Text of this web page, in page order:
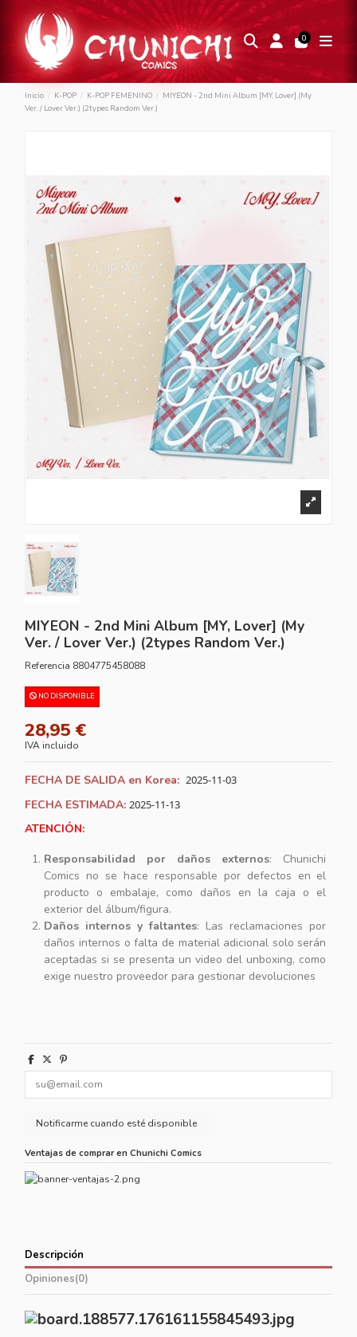
0
Inicio K-POP K-POP FEMENINO
MIYEON - 2nd Mini Album [MY, Lover] (My
Ver. / Lover Ver.) (2types Random Ver.)
MIYEON - 2nd Mini Album [MY, Lover] (My
Ver. / Lover Ver.) (2types Random Ver.)
Referencia 8804775458088
NO DISPONIBLE
28,95 €
IVA incluido
FECHA DE SALIDA en Korea: 2025-11-03
FECHA ESTIMADA:2025-11-13
ATENCIÓN:
Responsabilidad por daños externos: Chunichi
Comics no se hace responsable por defectos en el
producto o embalaje, como daños en la caja o el
exterior del álbum/figura.
Daños internos y faltantes: Las reclamaciones por
daños internos o falta de material adicional solo serán
aceptadas si se presenta un video del unboxing, como
exige nuestro proveedor para gestionar devoluciones
Ventajas de comprar en Chunichi Comics
Descripción
Opiniones(0)